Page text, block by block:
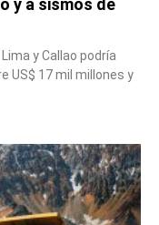
y a sismos de
y Callao podría
US$ 17 mil millones y